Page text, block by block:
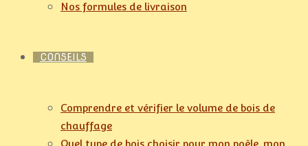
Nos formules de livraison
CONSEILS
Comprendre et vérifier le volume de bois de
chauffage
Quel type de bois choisir pour mon poêle, mon